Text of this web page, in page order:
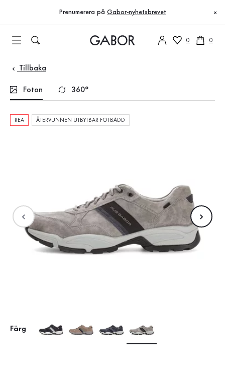
Till innehållsförteckning
Till huvudnavigation
Prenumerera på Gabor-nyhetsbrevet ×
0 0
Tillbaka
Foton 360°
REA ÅTERVUNNEN UTBYTBAR FOTBÄDD
Färg